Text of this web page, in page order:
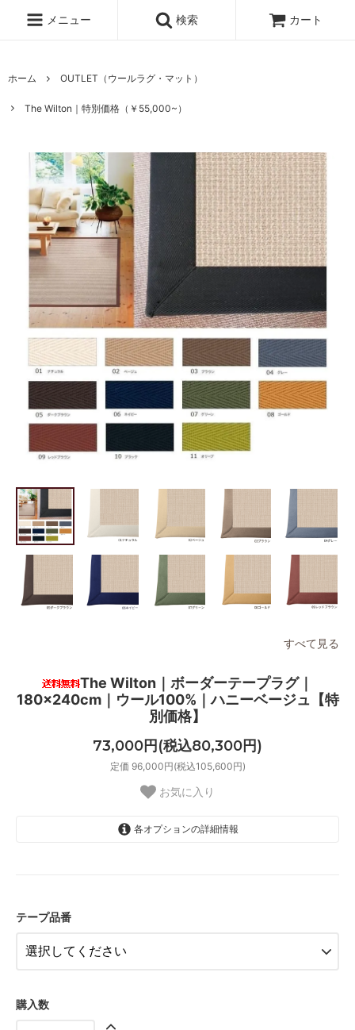
メニュー 検索 カート
ホーム OUTLET（ウールラグ・マット）
The Wilton｜特別価格（￥55,000~）
すべて見る
The Wilton｜ボーダーテープラグ｜
180×240cm｜ウール100%｜ハニーベージュ【特
別価格】
73,000円(税込80,300円)
定価 96,000円(税込105,600円)
お気に入り
各オプションの詳細情報
テープ品番
購入数